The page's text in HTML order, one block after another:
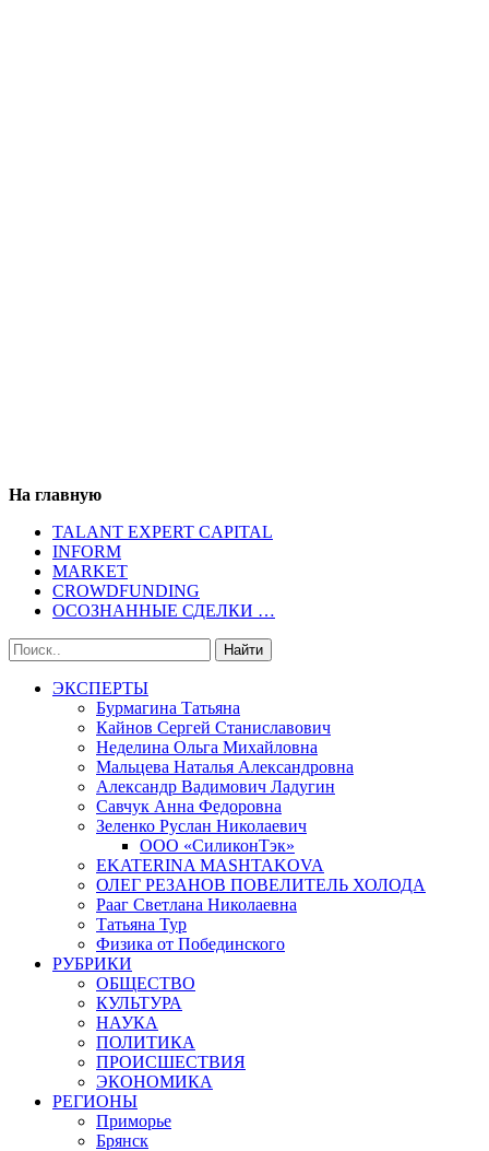
На главную
TALANT EXPERT CAPITAL
INFORM
MARKET
CROWDFUNDING
ОСОЗНАННЫЕ СДЕЛКИ …
ЭКСПЕРТЫ
Бурмагина Татьяна
Кайнов Сергей Станиславович
Неделина Ольга Михайловна
Мальцева Наталья Александровна
Александр Вадимович Ладугин
Савчук Анна Федоровна
Зеленко Руслан Николаевич
ООО «СиликонТэк»
EKATERINA MASHTAKOVA
ОЛЕГ РЕЗАНОВ ПОВЕЛИТЕЛЬ ХОЛОДА
Рааг Светлана Николаевна
Татьяна Тур
Физика от Побединского
РУБРИКИ
ОБЩЕСТВО
КУЛЬТУРА
НАУКА
ПОЛИТИКА
ПРОИСШЕСТВИЯ
ЭКОНОМИКА
РЕГИОНЫ
Приморье
Брянск